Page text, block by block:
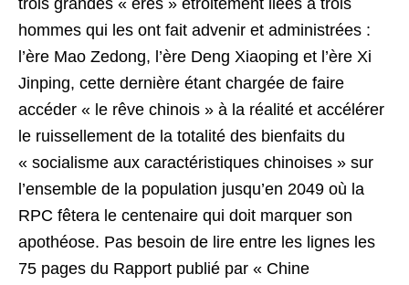
trois grandes « ères » étroitement liées à trois
hommes qui les ont fait advenir et administrées :
l’ère Mao Zedong, l’ère Deng Xiaoping et l’ère Xi
Jinping, cette dernière étant chargée de faire
accéder « le rêve chinois » à la réalité et accélérer
le ruissellement de la totalité des bienfaits du
« socialisme aux caractéristiques chinoises » sur
l’ensemble de la population jusqu’en 2049 où la
RPC fêtera le centenaire qui doit marquer son
apothéose. Pas besoin de lire entre les lignes les
75 pages du Rapport publié par « Chine